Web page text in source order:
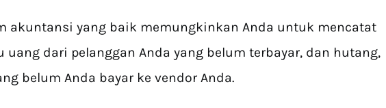
akuntansi yang baik memungkinkan Anda untuk mencatat
uang dari pelanggan Anda yang belum terbayar, dan hutang,
belum Anda bayar ke vendor Anda.